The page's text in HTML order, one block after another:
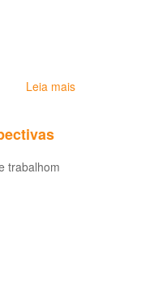
Leia mais
trabalhom